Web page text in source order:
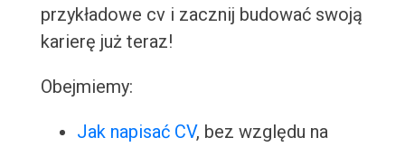
przykładowe cv i zacznij budować swoją
karierę już teraz!
Obejmiemy:
Jak napisać CV, bez względu na